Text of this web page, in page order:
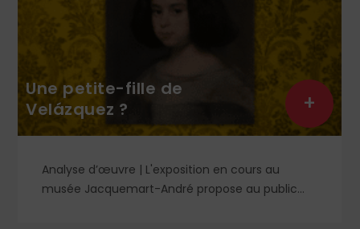
Une petite-fille de
Velázquez ?
Analyse d’œuvre | L'exposition en cours au
musée Jacquemart-André propose au public
+